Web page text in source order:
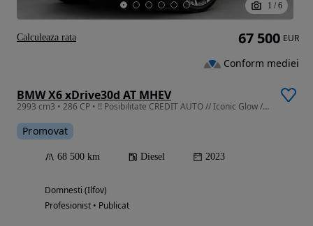
1 / 6
BMW X6 xDrive30d AT MHEV
2993 cm3 • 286 CP • !! Posibilitate CREDIT AUTO // Iconic Glow // Pachet M !!
Promovat
68 500 km Diesel 2023
Domnesti (Ilfov)
Profesionist • Publicat
67 500 EUR
Conform mediei
Calculeaza rata